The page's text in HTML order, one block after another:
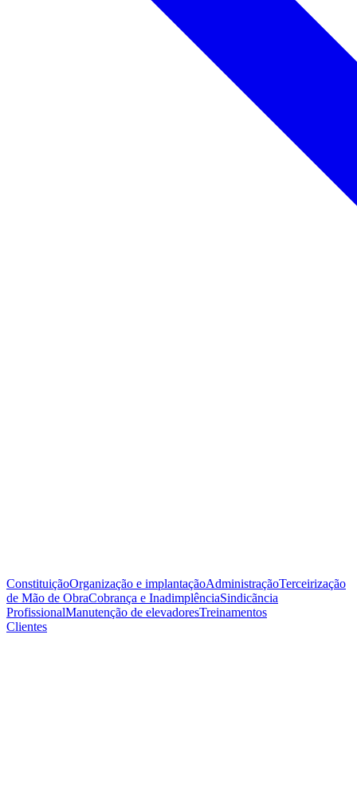
ConstituiçãoOrganização e implantaçãoAdministraçãoTerceirização
de Mão de ObraCobrança e InadimplênciaSindicãncia
ProfissionalManutenção de elevadoresTreinamentos
Clientes